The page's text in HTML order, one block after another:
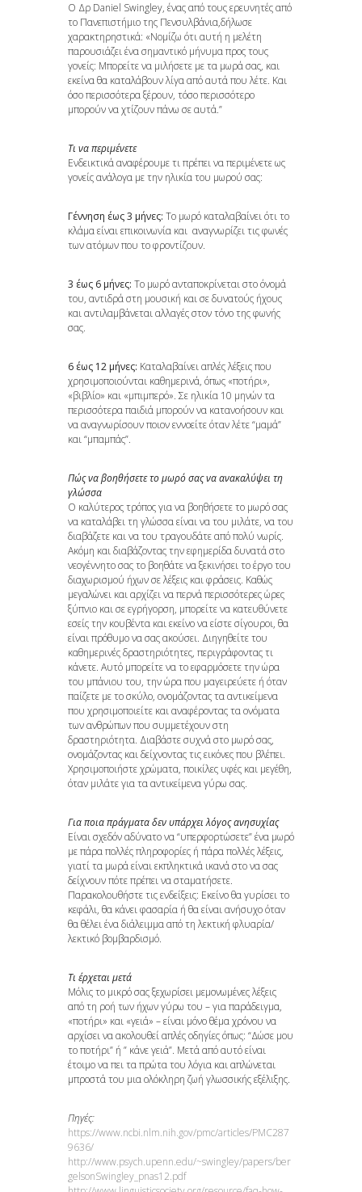
Ο Δρ Daniel Swingley, ένας από τους ερευνητές από
το Πανεπιστήμιο της Πενσυλβάνια,δήλωσε
χαρακτηρηστικά: «Νομίζω ότι αυτή η μελέτη
παρουσιάζει ένα σημαντικό μήνυμα προς τους
γονείς: Μπορείτε να μιλήσετε με τα μωρά σας, και
εκείνα θα καταλάβουν λίγα από αυτά που λέτε. Και
όσο περισσότερα ξέρουν, τόσο περισσότερο
μπορούν να χτίζουν πάνω σε αυτά.”
Τι να περιμένετε
Ενδεικτικά αναφέρουμε τι πρέπει να περιμένετε ως
γονείς ανάλογα με την ηλικία του μωρού σας:
Γέννηση έως 3 μήνες: Το μωρό καταλαβαίνει ότι το
κλάμα είναι επικοινωνία και αναγνωρίζει τις φωνές
των ατόμων που το φροντίζουν.
3 έως 6 μήνες: Το μωρό ανταποκρίνεται στο όνομά
του, αντιδρά στη μουσική και σε δυνατούς ήχους
και αντιλαμβάνεται αλλαγές στον τόνο της φωνής
σας.
6 έως 12 μήνες: Καταλαβαίνει απλές λέξεις που
χρησιμοποιούνται καθημερινά, όπως «ποτήρι»,
«βιβλίο» και «μπιμπερό». Σε ηλικία 10 μηνών τα
περισσότερα παιδιά μπορούν να κατανοήσουν και
να αναγνωρίσουν ποιον εννοείτε όταν λέτε “μαμά”
και “μπαμπάς”.
Πώς να βοηθήσετε το μωρό σας να ανακαλύψει τη
γλώσσα
Ο καλύτερος τρόπος για να βοηθήσετε το μωρό σας
να καταλάβει τη γλώσσα είναι να του μιλάτε, να του
διαβάζετε και να του τραγουδάτε από πολύ νωρίς.
Ακόμη και διαβάζοντας την εφημερίδα δυνατά στο
νεογέννητο σας το βοηθάτε να ξεκινήσει το έργο του
διαχωρισμού ήχων σε λέξεις και φράσεις. Καθώς
μεγαλώνει και αρχίζει να περνά περισσότερες ώρες
ξύπνιο και σε εγρήγορση, μπορείτε να κατευθύνετε
εσείς την κουβέντα και εκείνο να είστε σίγουροι, θα
είναι πρόθυμο να σας ακούσει. Διηγηθείτε του
καθημερινές δραστηριότητες, περιγράφοντας τι
κάνετε. Αυτό μπορείτε να το εφαρμόσετε την ώρα
του μπάνιου του, την ώρα που μαγειρεύετε ή όταν
παίζετε με το σκύλο, ονομάζοντας τα αντικείμενα
που χρησιμοποιείτε και αναφέροντας τα ονόματα
των ανθρώπων που συμμετέχουν στη
δραστηριότητα. Διαβάστε συχνά στο μωρό σας,
ονομάζοντας και δείχνοντας τις εικόνες που βλέπει.
Χρησιμοποιήστε χρώματα, ποικίλες υφές και μεγέθη,
όταν μιλάτε για τα αντικείμενα γύρω σας.
Για ποια πράγματα δεν υπάρχει λόγος ανησυχίας
Είναι σχεδόν αδύνατο να “υπερφορτώσετε” ένα μωρό
με πάρα πολλές πληροφορίες ή πάρα πολλές λέξεις,
γιατί τα μωρά είναι εκπληκτικά ικανά στο να σας
δείχνουν πότε πρέπει να σταματήσετε.
Παρακολουθήστε τις ενδείξεις: Εκείνο θα γυρίσει το
κεφάλι, θα κάνει φασαρία ή θα είναι ανήσυχο όταν
θα θέλει ένα διάλειμμα από τη λεκτική φλυαρία/
λεκτικό βομβαρδισμό.
Τι έρχεται μετά
Μόλις το μικρό σας ξεχωρίσει μεμονωμένες λέξεις
από τη ροή των ήχων γύρω του – για παράδειγμα,
«ποτήρι» και «γειά» – είναι μόνο θέμα χρόνου να
αρχίσει να ακολουθεί απλές οδηγίες όπως: “Δώσε μου
το ποτήρι” ή ” κάνε γειά”. Μετά από αυτό είναι
έτοιμο να πει τα πρώτα του λόγια και απλώνεται
μπροστά του μια ολόκληρη ζωή γλωσσικής εξέλιξης.
Πηγές:
https://www.ncbi.nlm.nih.gov/pmc/articles/PMC287
9636/
http://www.psych.upenn.edu/~swingley/papers/ber
gelsonSwingley_pnas12.pdf